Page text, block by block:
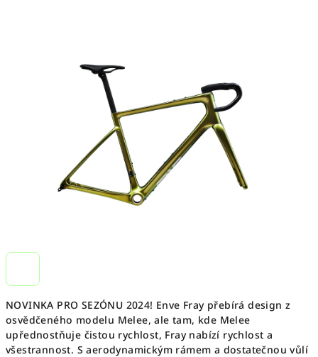
NOVINKA PRO SEZÓNU 2024! Enve Fray přebírá design z
osvědčeného modelu Melee, ale tam, kde Melee
upřednostňuje čistou rychlost, Fray nabízí rychlost a
všestrannost. S aerodynamickým rámem a dostatečnou vůlí